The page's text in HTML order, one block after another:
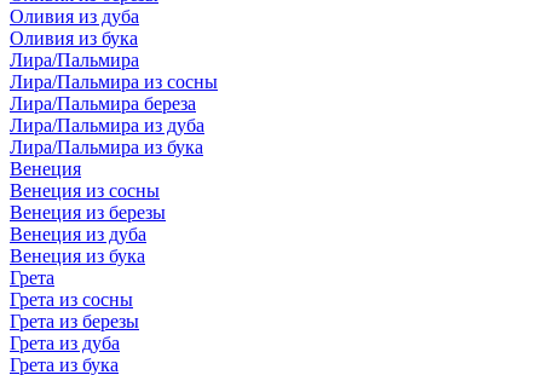
Оливия из дуба
Оливия из бука
Лира/Пальмира
Лира/Пальмира из сосны
Лира/Пальмира береза
Лира/Пальмира из дуба
Лира/Пальмира из бука
Венеция
Венеция из сосны
Венеция из березы
Венеция из дуба
Венеция из бука
Грета
Грета из сосны
Грета из березы
Грета из дуба
Грета из бука